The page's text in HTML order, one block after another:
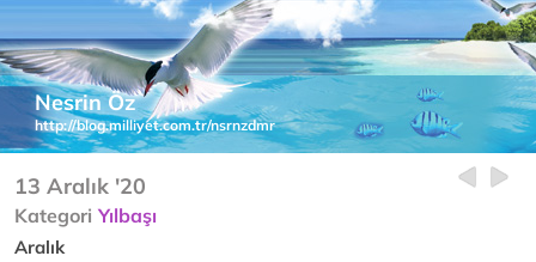
Nesrin Öz
http://blog.milliyet.com.tr/nsrnzdmr
13 Aralık '20
Kategori Yılbaşı
Aralık